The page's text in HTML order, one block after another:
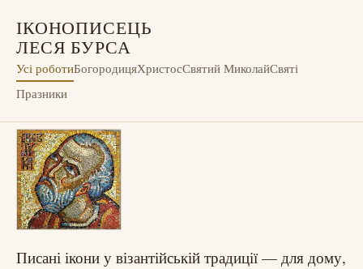
ІКОНОПИСЕЦЬ
ЛЕСЯ БУРСА
Усі роботиБогородицяХристосСвятий МиколайСвяті
Празники
Писані ікони у візантійській традиції — для дому,